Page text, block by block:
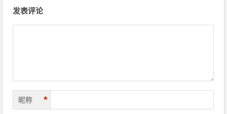
发表评论
昵称 *